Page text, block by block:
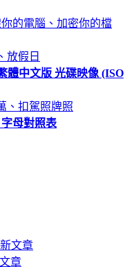
的電腦、加密你的檔
放假日
體中文版 光碟映像 (ISO
、扣駕照牌照
字母對照表